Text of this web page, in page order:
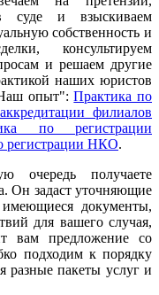
суде и взыскиваем
собственность и
консультируем
и решаем другие
наших юристов
опыт":Практика по
филиалов
по регистрации
регистрации НКО.
получаете
Он задаст уточняющие
имеющиеся документы,
для вашего случая,
вам предложение со
подходим к порядку
разные пакеты услуг и